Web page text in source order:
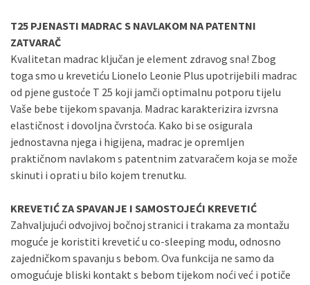
T25 PJENASTI MADRAC S NAVLAKOM NA PATENTNI
ZATVARAČ
Kvalitetan madrac ključan je element zdravog sna! Zbog
toga smo u krevetiću Lionelo Leonie Plus upotrijebili madrac
od pjene gustoće T 25 koji jamči optimalnu potporu tijelu
Vaše bebe tijekom spavanja. Madrac karakterizira izvrsna
elastičnost i dovoljna čvrstoća. Kako bi se osigurala
jednostavna njega i higijena, madrac je opremljen
praktičnom navlakom s patentnim zatvaračem koja se može
skinuti i oprati u bilo kojem trenutku.
KREVETIĆ ZA SPAVANJE I SAMOSTOJEĆI KREVETIĆ
Zahvaljujući odvojivoj bočnoj stranici i trakama za montažu
moguće je koristiti krevetić u co-sleeping modu, odnosno
zajedničkom spavanju s bebom. Ova funkcija ne samo da
omogućuje bliski kontakt s bebom tijekom noći već i potiče